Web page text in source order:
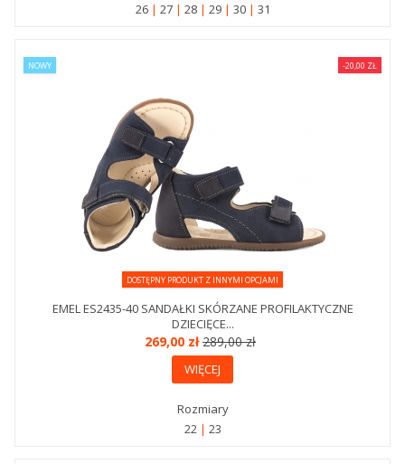
26
27 28 29 30 31
-20,00 ZŁ
NOWY
DOSTĘPNY PRODUKT Z INNYMI OPCJAMI
EMEL ES2435-40 SANDAŁKI SKÓRZANE PROFILAKTYCZNE
DZIECIĘCE...
269,00 zł289,00 zł
WIĘCEJ
Rozmiary
22
23